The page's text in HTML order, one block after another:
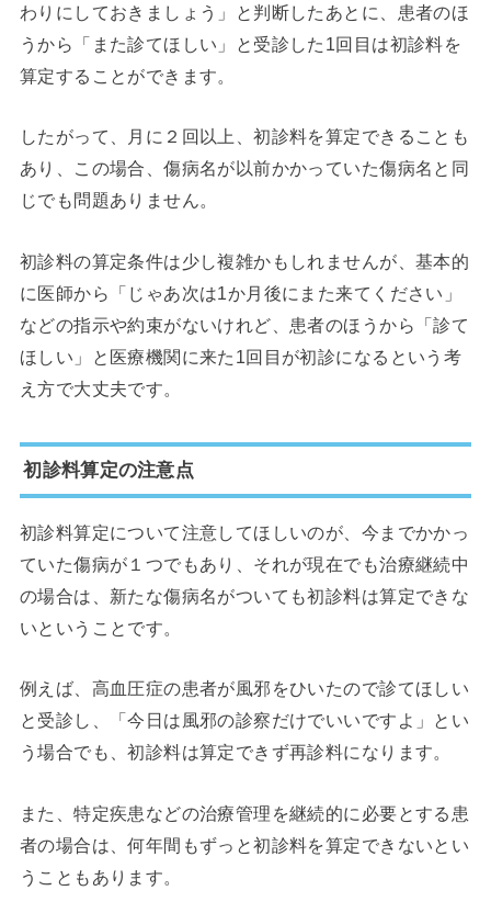
わりにしておきましょう」と判断したあとに、患者のほ
うから「また診てほしい」と受診した1回目は初診料を
算定することができます。
したがって、月に２回以上、初診料を算定できることも
あり、この場合、傷病名が以前かかっていた傷病名と同
じでも問題ありません。
初診料の算定条件は少し複雑かもしれませんが、基本的
に医師から「じゃあ次は1か月後にまた来てください」
などの指示や約束がないけれど、患者のほうから「診て
ほしい」と医療機関に来た1回目が初診になるという考
え方で大丈夫です。
初診料算定の注意点
初診料算定について注意してほしいのが、今までかかっ
ていた傷病が１つでもあり、それが現在でも治療継続中
の場合は、新たな傷病名がついても初診料は算定できな
いということです。
例えば、高血圧症の患者が風邪をひいたので診てほしい
と受診し、「今日は風邪の診察だけでいいですよ」とい
う場合でも、初診料は算定できず再診料になります。
また、特定疾患などの治療管理を継続的に必要とする患
者の場合は、何年間もずっと初診料を算定できないとい
うこともあります。